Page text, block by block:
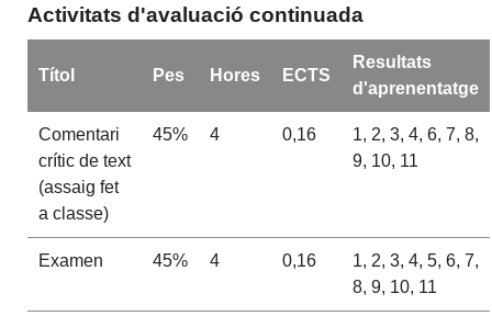
Activitats d'avaluació continuada
Títol Pes Hores ECTS
Resultats
d'aprenentatge
Comentari
crític de text
(assaig fet
a classe)
45% 4 0,16
1, 2, 3, 4, 6, 7, 8,
9, 10, 11
Examen 45% 4 0,16
1, 2, 3, 4, 5, 6, 7,
8, 9, 10, 11